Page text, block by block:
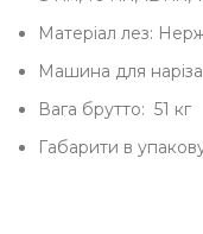
Матеріал лез:
Машина для
Вага брутто: 51 кг
Габарити в